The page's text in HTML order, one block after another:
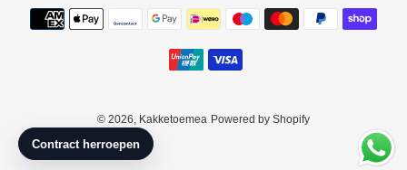
Betaalmethoden
© 2026, Kakketoemea Powered by Shopify